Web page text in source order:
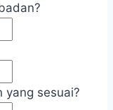
yang sesuai?